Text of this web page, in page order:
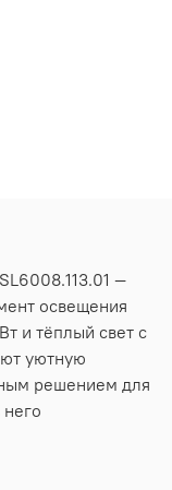
—
освещения
и тёплый свет с
уютную
решением для